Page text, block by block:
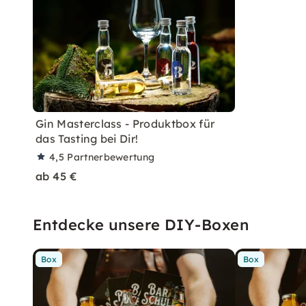
Gin Masterclass - Produktbox für
das Tasting bei Dir!
4,5 Partnerbewertung
ab 45 €
Entdecke unsere DIY-Boxen
Box Box